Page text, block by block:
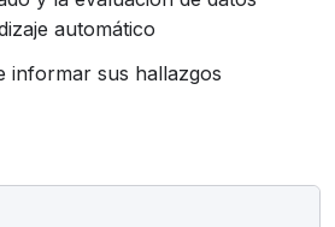
automático
informar sus hallazgos